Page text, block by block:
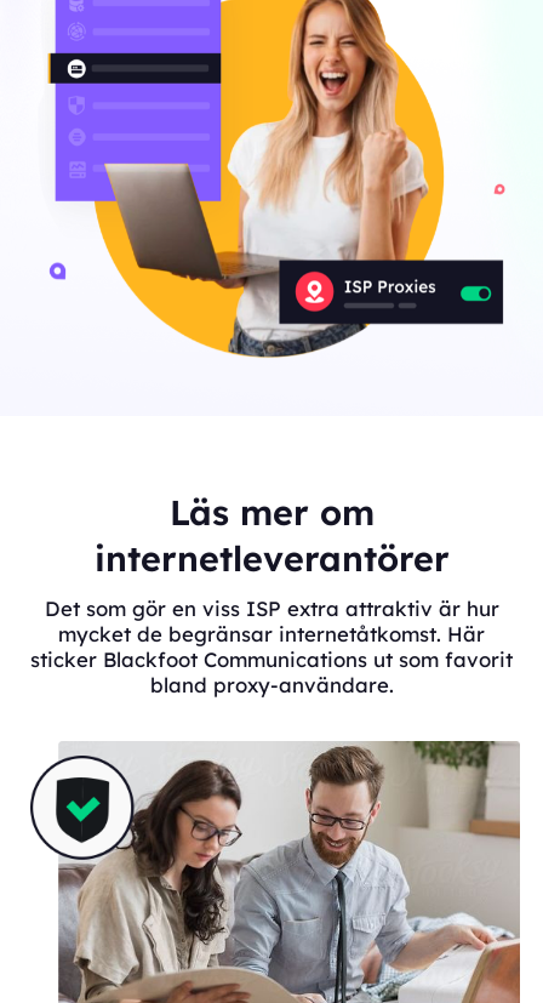
Läs mer om
internetleverantörer
Det som gör en viss ISP extra attraktiv är hur
mycket de begränsar internetåtkomst. Här
sticker Blackfoot Communications ut som favorit
bland proxy-användare.